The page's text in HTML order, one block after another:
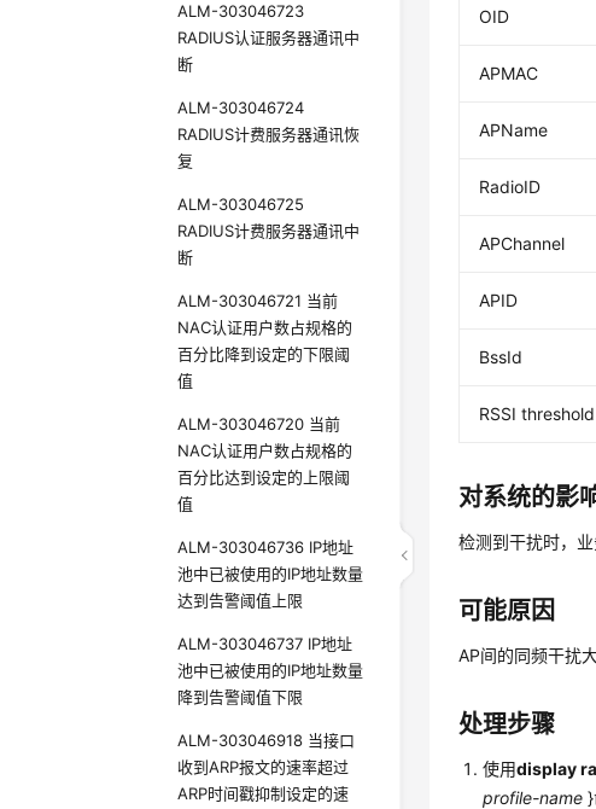
ALM-303046723
RADIUS认证服务器通讯中
断
ALM-303046724
RADIUS计费服务器通讯恢
复
ALM-303046725
RADIUS计费服务器通讯中
断
ALM-303046721 当前
NAC认证用户数占规格的
百分比降到设定的下限阈
值
ALM-303046720 当前
NAC认证用户数占规格的
百分比达到设定的上限阈
值
ALM-303046736 IP地址
池中已被使用的IP地址数量
达到告警阈值上限
ALM-303046737 IP地址
池中已被使用的IP地址数量
降到告警阈值下限
ALM-303046918 当接口
收到ARP报文的速率超过
ARP时间戳抑制设定的速
OID
APMAC
APName
RadioID
APChannel
APID
BssId
RSSI
对系统的影
检测到干扰时，
可能原因
AP间的同频干扰
处理步骤
使用display
profile-name